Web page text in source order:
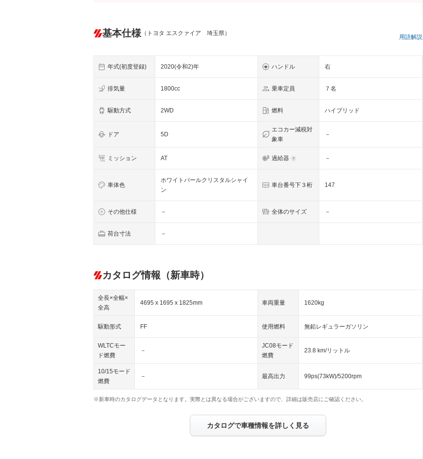
基本仕様 （トヨタ エスクァイア 埼玉県）
用語解説
年式(初度登録) 2020(令和2)年 ハンドル 右
排気量 1800cc 乗車定員 ７名
駆動方式 2WD 燃料 ハイブリッド
ドア 5D
エコカー減税対
象車
－
ミッション AT 過給器 －
車体色
ホワイトパールクリスタルシャイ
ン
車台番号下３桁 147
その他仕様 － 全体のサイズ －
荷台寸法 －
カタログ情報（新車時）
全長×全幅×
全高
4695 x 1695 x 1825mm 車両重量 1620kg
駆動形式 FF 使用燃料 無鉛レギュラーガソリン
WLTCモー
ド燃費
－
JC08モード
燃費
23.8 km/リットル
10/15モード
燃費
－ 最高出力 99ps(73kW)/5200rpm
※新車時のカタログデータとなります。実際とは異なる場合がございますので、詳細は販売店にご確認ください。
カタログで車種情報を詳しく見る